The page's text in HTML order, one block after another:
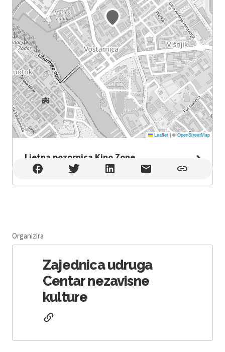
Leaflet |© OpenStreetMap
Ljetna pozornica Kino Zone
Ljetna pozornica Kino Zone , Zadar
Organizira
Zajednica udruga
Centar nezavisne
kulture